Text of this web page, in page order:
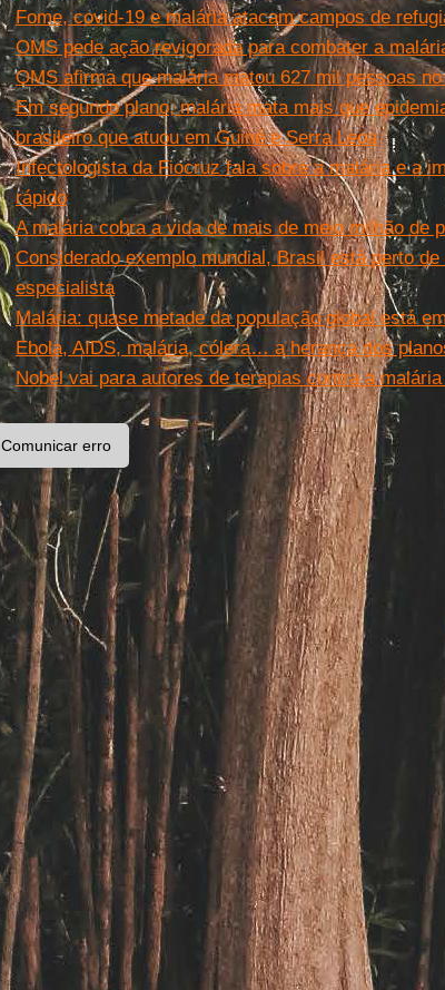
Fome, covid-19 e malária atacam campos de
OMS pede ação revigorada para combater a
OMS afirma que malária matou 627 mil pessoas
Em segundo plano, malária mata mais que
brasileiro que atuou em Guiné e Serra Leoa
Infectologista da Fiocruz fala sobre a malária e a
rápido
A malária cobra a vida de mais de meio milhão de
Considerado exemplo mundial, Brasil está perto
especialista
Malária: quase metade da população global está
Ebola, AIDS, malária, cólera… a herança dos
Nobel vai para autores de terapias contra a
Comunicar erro